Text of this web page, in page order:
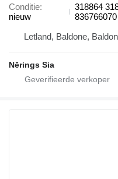
Conditie
nieuw
318864
836766070
Letland, Baldone,
Nērings Sia